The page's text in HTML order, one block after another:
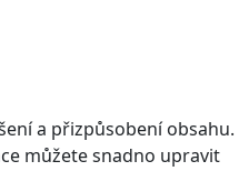
a přizpůsobení obsahu.
můžete snadno upravit